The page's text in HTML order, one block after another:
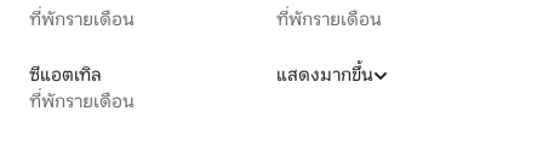
ที่พักรายเดือน
ที่พักรายเดือน
ซีแอตเทิล
ที่พักรายเดือน
แสดงมากขึ้น